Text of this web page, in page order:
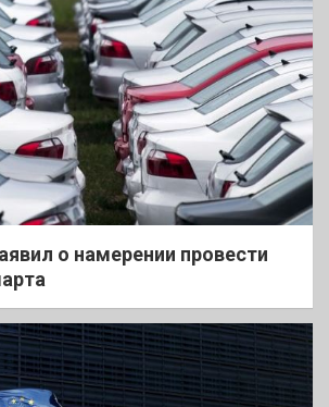
о намерении провести